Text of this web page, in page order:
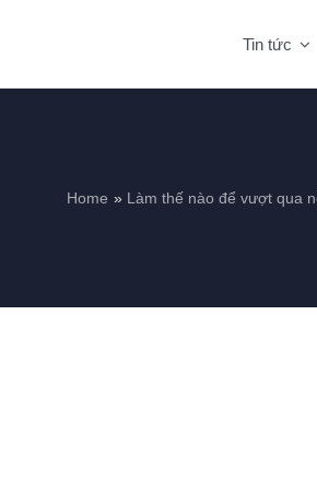
Tin tức
Home Làm thế nào để vượt qua